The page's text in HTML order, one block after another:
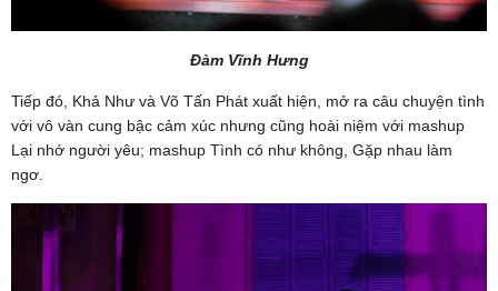
Đàm Vĩnh Hưng
Tiếp đó, Khả Như và Võ Tấn Phát xuất hiện, mở ra câu chuyện tình
với vô vàn cung bậc cảm xúc nhưng cũng hoài niệm với mashup
Lại nhớ người yêu; mashup Tình có như không, Gặp nhau làm
ngơ.